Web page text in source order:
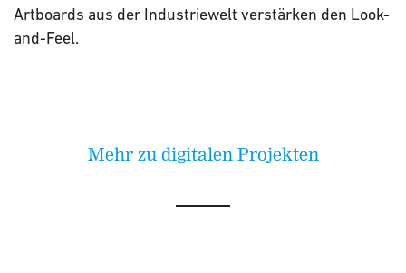
Artboards aus der Industriewelt verstärken den Look-
and-Feel.
Mehr zu digitalen Projekten